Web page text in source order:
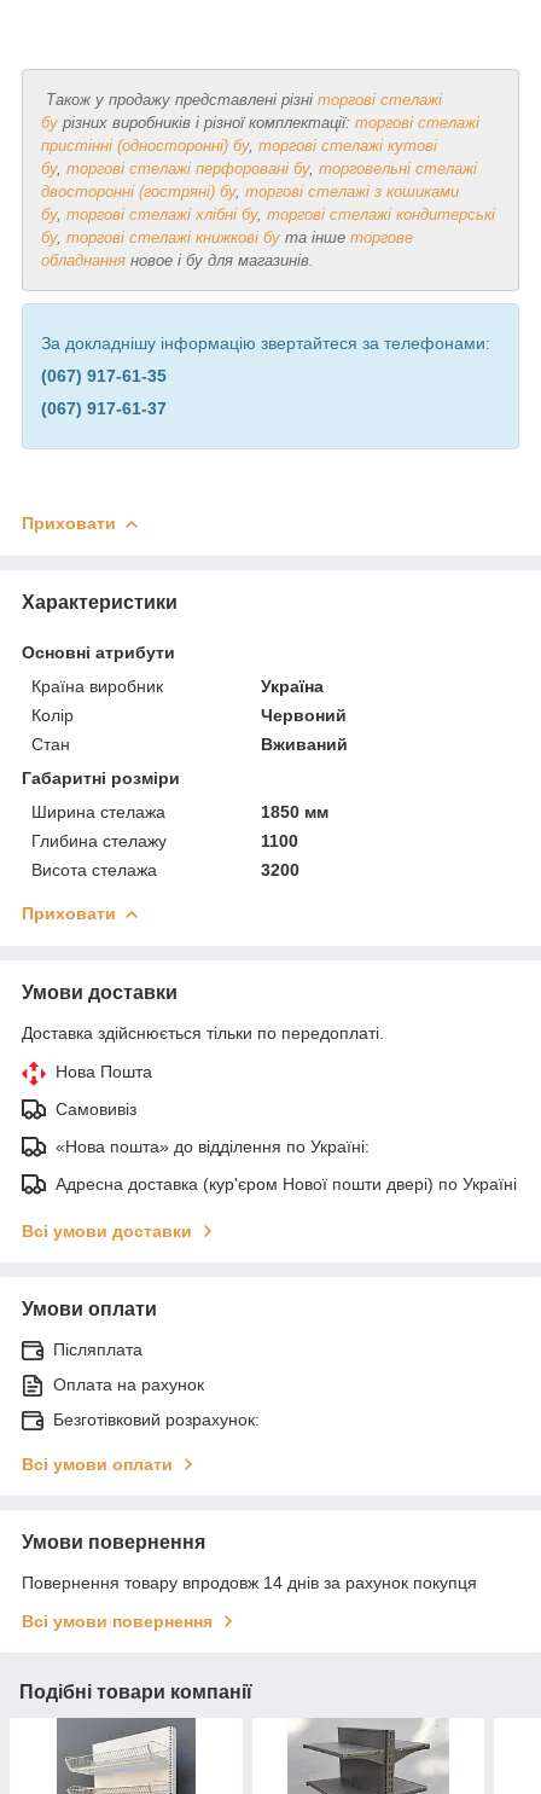
Також у продажу представлені різні торгові стелажі
бу різних виробників і різної комплектації: торгові стелажі
пристінні (односторонні) бу, торгові стелажі кутові
бу, торгові стелажі перфоровані бу, торговельні стелажі
двосторонні (гостряні) бу, торгові стелажі з кошиками
бу, торгові стелажі хлібні бу, торгові стелажі кондитерські
бу, торгові стелажі книжкові бу та інше торгове
обладнання новое і бу для магазинів.
За докладнішу інформацію звертайтеся за телефонами:
(067) 917-61-35
(067) 917-61-37
Приховати
Характеристики
Основні атрибути
Країна виробник
Україна
Колір
Червоний
Стан
Вживаний
Габаритні розміри
Ширина стелажа
1850 мм
Глибина стелажу
1100
Висота стелажа
3200
Приховати
Умови доставки
Доставка здійснюється тільки по передоплаті.
Нова Пошта
Самовивіз
«Нова пошта» до відділення по Україні:
Адресна доставка (кур'єром Нової пошти двері) по Україні
Всі умови доставки
Умови оплати
Післяплата
Оплата на рахунок
Безготівковий розрахунок:
Всі умови оплати
Умови повернення
Повернення товару впродовж 14 днів за рахунок покупця
Всі умови повернення
Подібні товари компанії